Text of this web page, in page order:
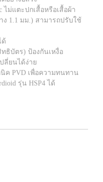
ไม่แตะปกเสื้อหรือเสื้อผ้า
1.1 มม.) สามารถปรับใช้
ด้
ทธิบัตร) ป้องกันเหงื่อ
ลี่ยนได้ง่าย
ค PVD เพื่อความทนทาน
รุ่น HSP4 ได้